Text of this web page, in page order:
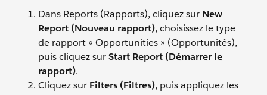
Dans Reports (Rapports), cliquez sur New
Report (Nouveau rapport), choisissez le type
de rapport « Opportunities » (Opportunités),
puis cliquez surStart Report (Démarrer le
rapport).
Cliquez sur Filters (Filtres), puis appliquez les